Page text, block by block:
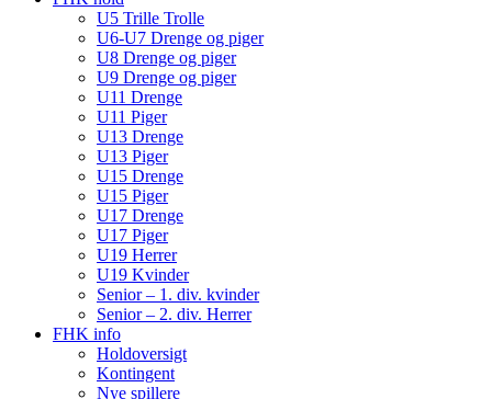
U5 Trille Trolle
U6-U7 Drenge og piger
U8 Drenge og piger
U9 Drenge og piger
U11 Drenge
U11 Piger
U13 Drenge
U13 Piger
U15 Drenge
U15 Piger
U17 Drenge
U17 Piger
U19 Herrer
U19 Kvinder
Senior – 1. div. kvinder
Senior – 2. div. Herrer
FHK info
Holdoversigt
Kontingent
Nye spillere